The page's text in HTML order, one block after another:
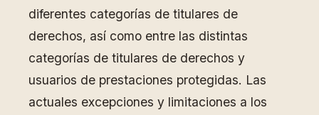
diferentes categorías de titulares de
derechos, así como entre las distintas
categorías de titulares de derechos y
usuarios de prestaciones protegidas. Las
actuales excepciones y limitaciones a los